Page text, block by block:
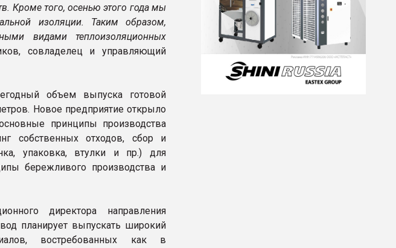
Кроме того, осенью этого года мы
изоляции. Таким образом,
видами теплоизоляционных
совладелец и управляющий
объем выпуска готовой
Новое предприятие открыло
принципы производства
собственных отходов, сбор и
упаковка, втулки и пр.) для
бережливого производства и
директора направления
планирует выпускать широкий
востребованных как в